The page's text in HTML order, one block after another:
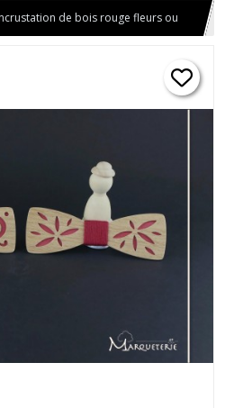
de bois rouge fleurs ou